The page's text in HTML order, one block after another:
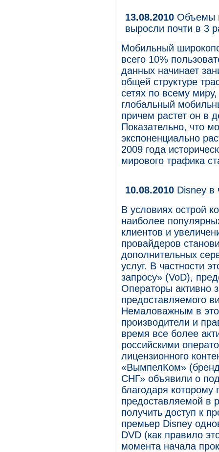
13.08.2010 Объемы
выросли почти в 3
Мобильный
всего 10%
данных начинает
общей структуре
сетях по всему
глобальный
причем растет он в
Показательно, что
экспоненциально
2009 года
мирового трафика
10.08.2010 Disney в
В условиях острой
наиболее
клиентов и
провайдеров
дополнительных
услуг. В частности
запросу» (VoD),
Операторы активно
предоставляемого
Немаловажным в
производители и
время все более
российскими
лицензионного
«ВымпелКом»
СНГ» объявили о
благодаря которому
предоставляемой в
получить доступ к
премьер Disney
DVD (как правило
момента начала